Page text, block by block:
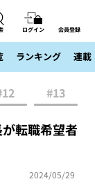
ログイン 会員登録
ランキング 連載
#13
が転職希望者
2024/05/29